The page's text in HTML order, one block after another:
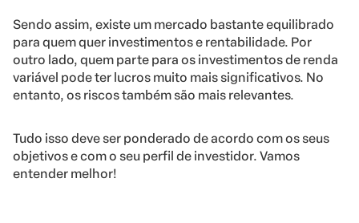
Sendo assim, existe um mercado bastante equilibrado
para quem quer investimentos e rentabilidade. Por
outro lado, quem parte para os investimentos de renda
variável pode ter lucros muito mais significativos. No
entanto, os riscos também são mais relevantes.
Tudo isso deve ser ponderado de acordo com os seus
objetivos e com o seu perfil de investidor. Vamos
entender melhor!